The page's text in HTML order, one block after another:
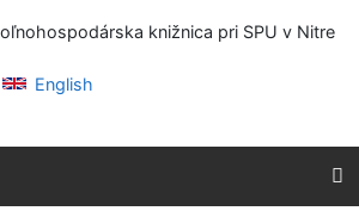
English